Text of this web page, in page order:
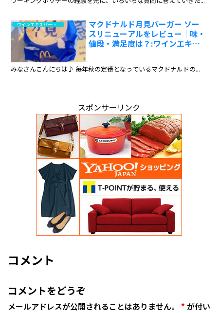
ワインエキスパート・料理人の試食と試飲のレポート
マクドナルド月見バーガー ソー
スリニューアルをレビュー｜味・
値段・満足度は？:ワインエキス
みなさんこんにちは♪ 毎年秋の定番となっているマクドナルドの...
スポンサーリンク
コメント
コメントをどうぞ
メールアドレスが公開されることはありません。 * が付い